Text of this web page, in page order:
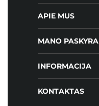
APIE MUS
MANO PASKYRA
INFORMACIJA
KONTAKTAS